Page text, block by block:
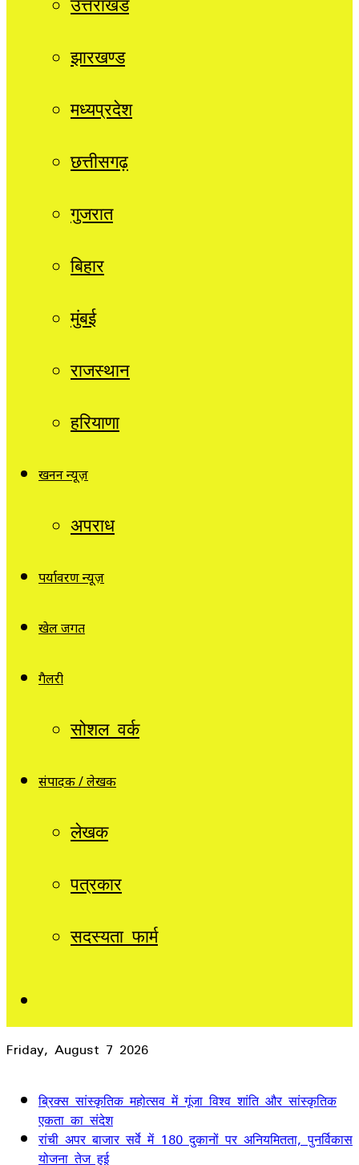
झारखण्ड
मध्यप्रदेश
छत्तीसगढ़
गुजरात
बिहार
मुंबई
राजस्थान
हरियाणा
खनन न्यूज़
अपराध
पर्यावरण न्यूज़
खेल जगत
गैलरी
सोशल वर्क
संपादक / लेखक
लेखक
पत्रकार
सदस्यता फार्म
Friday, August 7 2026
ब्रिक्स सांस्कृतिक महोत्सव में गूंजा विश्व शांति और सांस्कृतिक
एकता का संदेश
रांची अपर बाजार सर्वे में 180 दुकानों पर अनियमितता, पुनर्विकास
योजना तेज हुई